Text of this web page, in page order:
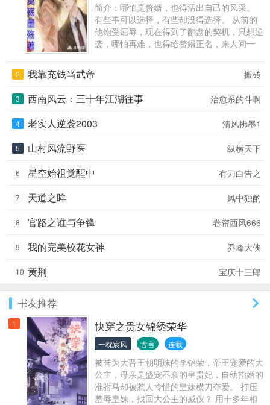
简介：哪怕是赘婿，也得活出自己的风采。
有些事可以选择，有些却没得选择。 从前的
他饱受屈辱，现在得到了翻盘的契机，只想逆
袭，哪怕再难，也得给赘婿正名，来人间一
2 我靠充钱当武帝 搬砖
3 西南风云：三十年江湖往事 治愈系的斗啊
4 老实人逆袭2003 清风拂墨1
5 山村风流野医 纵横天下
6 星空始祖觉醒中 有刀白告之
7 天道之眸 风中独酌
8 官路之谁与争锋 卷帘西风666
9 我的完美校花女神 乔峰大侠
10 黄荆 宝庆十三郎
书友推荐
1 快穿之贵女锦绣荣华
一枕宸风 古言 连载
被誉为大晋王朝明珠的李锦荣，帝王宠爱的大
公主，母亲是盛宠不衰的皇贵妃，自幼指婚的
准驸马却被惹人怜惜的皇妹横刀夺爱。 打压
羞辱皇妹，找回大公主的威仪？ 用十多年相